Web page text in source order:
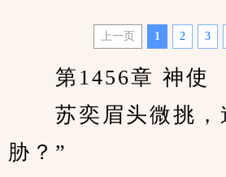
上一页 1 2 3
第1456章 神使
苏奕眉头微挑，
胁？”